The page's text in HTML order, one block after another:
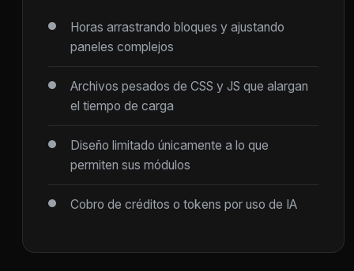
Horas arrastrando bloques y ajustando
paneles complejos
Archivos pesados de CSS y JS que alargan
el tiempo de carga
Diseño limitado únicamente a lo que
permiten sus módulos
Cobro de créditos o tokens por uso de IA